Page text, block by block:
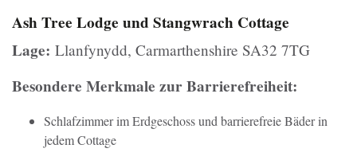
Ash Tree Lodge und Stangwrach Cottage
Lage: Llanfynydd, Carmarthenshire SA32 7TG
Besondere Merkmale zur Barrierefreiheit:
Schlafzimmer im Erdgeschoss und barrierefreie Bäder in
jedem Cottage